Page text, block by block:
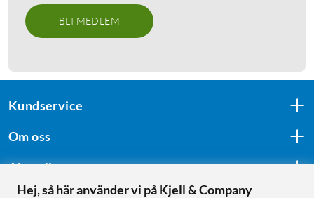
BLI MEDLEM
Kundservice
Om oss
Aktuellt
Hej, så här använder vi på Kjell & Company